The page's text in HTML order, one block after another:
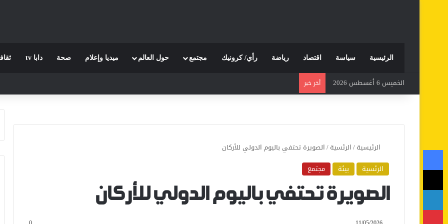
الرئيسية سياسة اقتصاد رياضة رأي/ كرونيك مجتمع حول العالم ميديا وإعلام صحة دابا tv
الخميس 6 أغسطس 2026 أخر خبر
الرئيسية/الرئسية/الصويرة تحتفي باليوم الدولي للأركان
الرئسية
بيئة مجتمع
الصويرة تحتفي باليوم الدولي للأركان